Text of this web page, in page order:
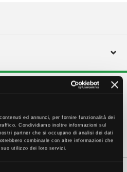
ed annunci, per fornire funzionalità dei
Condividiamo inoltre informazioni sul
partner che si occupano di analisi dei dati
combinarle con altre informazioni che
utilizzo dei loro servizi.
frame. : Easy installation.